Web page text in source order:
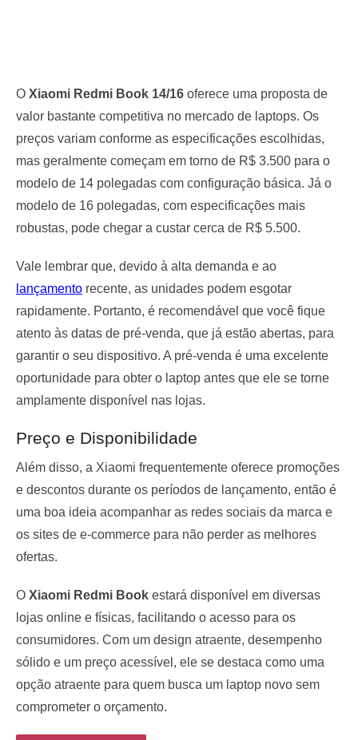
O Xiaomi Redmi Book 14/16 oferece uma proposta de
valor bastante competitiva no mercado de laptops. Os
preços variam conforme as especificações escolhidas,
mas geralmente começam em torno de R$ 3.500 para o
modelo de 14 polegadas com configuração básica. Já o
modelo de 16 polegadas, com especificações mais
robustas, pode chegar a custar cerca de R$ 5.500.
Vale lembrar que, devido à alta demanda e ao
lançamento recente, as unidades podem esgotar
rapidamente. Portanto, é recomendável que você fique
atento às datas de pré-venda, que já estão abertas, para
garantir o seu dispositivo. A pré-venda é uma excelente
oportunidade para obter o laptop antes que ele se torne
amplamente disponível nas lojas.
Preço e Disponibilidade
Além disso, a Xiaomi frequentemente oferece promoções
e descontos durante os períodos de lançamento, então é
uma boa ideia acompanhar as redes sociais da marca e
os sites de e-commerce para não perder as melhores
ofertas.
O Xiaomi Redmi Book estará disponível em diversas
lojas online e físicas, facilitando o acesso para os
consumidores. Com um design atraente, desempenho
sólido e um preço acessível, ele se destaca como uma
opção atraente para quem busca um laptop novo sem
comprometer o orçamento.